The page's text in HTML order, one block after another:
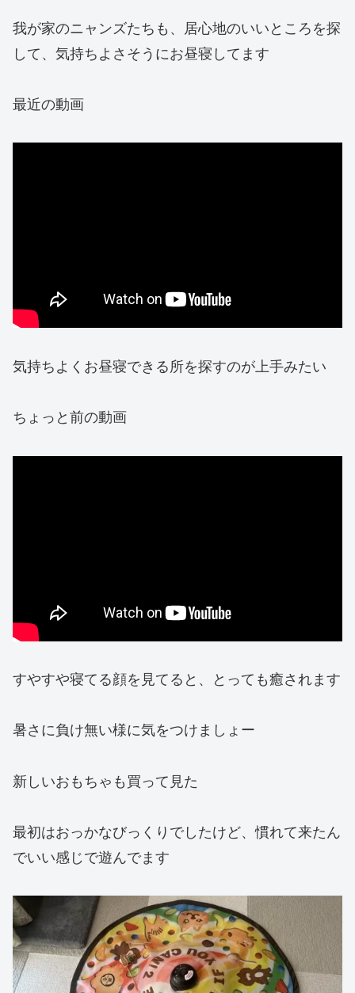
我が家のニャンズたちも、居心地のいいところを探
して、気持ちよさそうにお昼寝してます
最近の動画
気持ちよくお昼寝できる所を探すのが上手みたい
ちょっと前の動画
すやすや寝てる顔を見てると、とっても癒されます
暑さに負け無い様に気をつけましょー
新しいおもちゃも買って見た
最初はおっかなびっくりでしたけど、慣れて来たん
でいい感じで遊んでます